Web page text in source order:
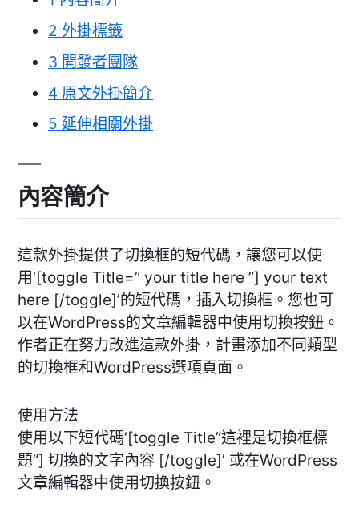
2 外掛標籤
3 開發者團隊
4 原文外掛簡介
5 延伸相關外掛
內容簡介
這款外掛提供了切換框的短代碼，讓您可以使
用‘[toggle Title=” your title here ”] your text
here [/toggle]’的短代碼，插入切換框。您也可
以在WordPress的文章編輯器中使用切換按鈕。
作者正在努力改進這款外掛，計畫添加不同類型
的切換框和WordPress選項頁面。
使用方法
使用以下短代碼‘[toggle Title”這裡是切換框標
題”] 切換的文字內容 [/toggle]’ 或在WordPress
文章編輯器中使用切換按鈕。